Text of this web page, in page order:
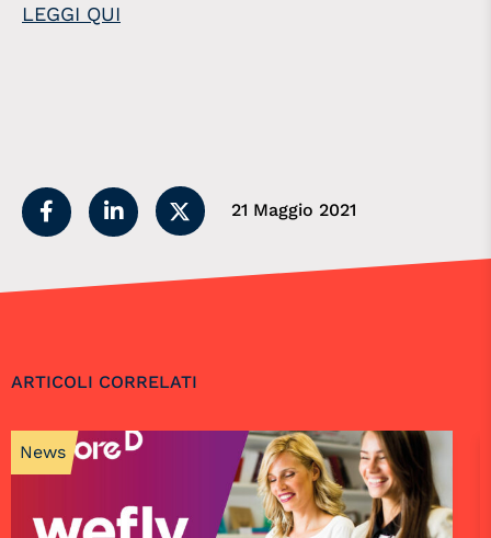
LEGGI QUI
21 Maggio 2021
ARTICOLI CORRELATI
News